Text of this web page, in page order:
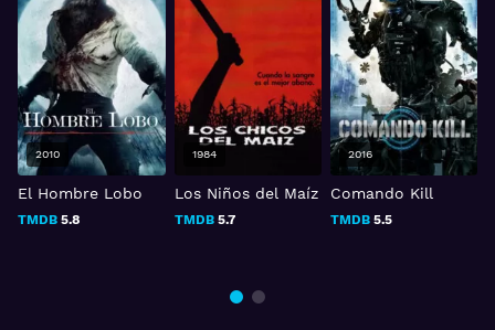
Los Niños del Maíz
TMDB 5.7
1984
Comando Kill
TMDB5.5
2016
Los Ancianos
TMDB 5.9
2022